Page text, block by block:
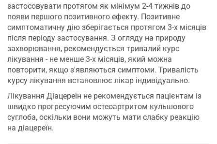
застосовувати протягом як мінімум 2-4 тижнів до
появи першого позитивного ефекту. Позитивне
симптоматичну дію зберігається протягом 3-х місяців
після періоду застосування. З огляду на природу
захворювання, рекомендується тривалий курс
лікування - не менше 3-х місяців, який можна
повторити, якщо з'являються симптоми. Тривалість
курсу лікування встановлює лікар індивідуально.
Лікування Діацереїн не рекомендується пацієнтам із
швидко прогресуючим остеоартритом кульшового
суглоба, оскільки вони можуть мати слабку реакцію
на діацереїн.